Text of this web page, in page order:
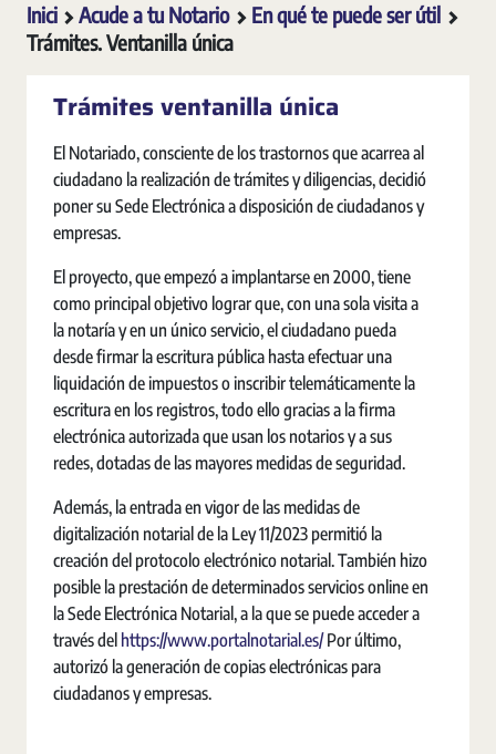
Inici Acude a tu Notario
En qué te puede ser útil
Trámites. Ventanilla única
Trámites ventanilla única
El Notariado, consciente de los trastornos que acarrea al
ciudadano la realización de trámites y diligencias, decidió
poner su Sede Electrónica a disposición de ciudadanos y
empresas.
El proyecto, que empezó a implantarse en 2000, tiene
como principal objetivo lograr que, con una sola visita a
la notaría y en un único servicio, el ciudadano pueda
desde firmar la escritura pública hasta efectuar una
liquidación de impuestos o inscribir telemáticamente la
escritura en los registros, todo ello gracias a la firma
electrónica autorizada que usan los notarios y a sus
redes, dotadas de las mayores medidas de seguridad.
Además, la entrada en vigor de las medidas de
digitalización notarial de la Ley 11/2023 permitió la
creación del protocolo electrónico notarial. También hizo
posible la prestación de determinados servicios online en
la Sede Electrónica Notarial, a la que se puede acceder a
través del https://www.portalnotarial.es/Por último,
autorizó la generación de copias electrónicas para
ciudadanos y empresas.